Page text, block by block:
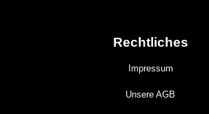
Rechtliches
Impressum
Unsere AGB